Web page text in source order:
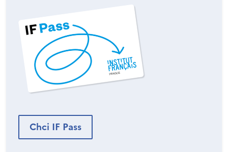
Chci IF Pass